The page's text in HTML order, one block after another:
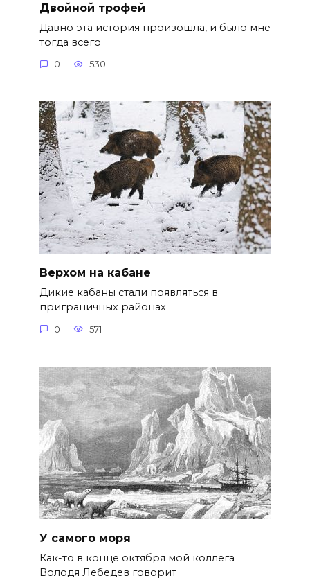
Двойной трофей
Давно эта история произошла, и было мне
тогда всего
0 530
Верхом на кабане
Дикие кабаны стали появляться в
приграничных районах
0 571
У самого моря
Как-то в конце октября мой коллега
Володя Лебедев говорит